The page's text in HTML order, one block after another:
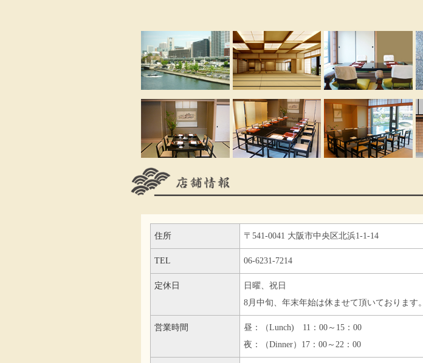
住所 〒541-0041 大阪市中央区北浜1-1-14
TEL 06-6231-7214
定休日
日曜、祝日
8月中旬、年末年始は休ませて頂いております。
営業時間
昼：（Lunch) 11：00～15：00
夜：（Dinner）17：00～22：00